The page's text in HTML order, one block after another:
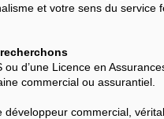
et votre sens du service
ou d’une Licence en
commercial ou assurantiel.
commercial,